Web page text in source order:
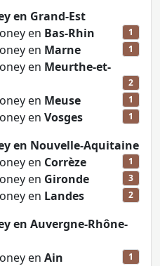
en Grand-Est
en Bas-Rhin 1
en Marne 1
en Meurthe-et-
2
en Meuse 1
en Vosges 1
en Nouvelle-Aquitaine
en Corrèze 1
en Gironde 3
en Landes 2
en Auvergne-Rhône-
en Ain 1